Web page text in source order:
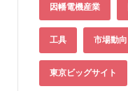
因幡電機産業
工具 市場動向
東京ビッグサイト